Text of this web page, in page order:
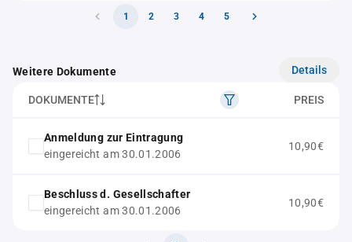
1 2 3 4 5
Weitere Dokumente Details
DOKUMENTE PREIS
Anmeldung zur Eintragung
eingereicht am 30.01.2006
10,90€
Beschluss d. Gesellschafter
eingereicht am 30.01.2006
10,90€